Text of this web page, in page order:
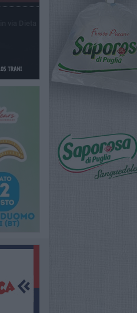
via Dieta